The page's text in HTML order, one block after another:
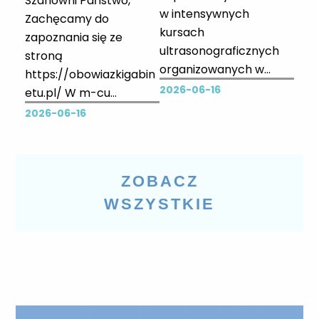
Zachęcamy do
zapoznania się ze
stroną
https://obowiazkigabin
etu.pl/ W m-cu
październiku planujemy
prowadzenia gabinetu
2026-06-16
w intensywnych
kursach
ultrasonograficznych
organizowanych w
Centrum Symulacji
kierunków medycznych.
Prowadzący: lek. Łukasz
intensywnych
2026-06-16
ZOBACZ
WSZYSTKIE